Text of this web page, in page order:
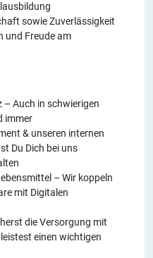
sowie Zuverlässigkeit
und Freude am
– Auch in schwierigen
immer
& unseren internen
Du Dich bei uns
– Wir koppeln
mit Digitalen
die Versorgung mit
einen wichtigen